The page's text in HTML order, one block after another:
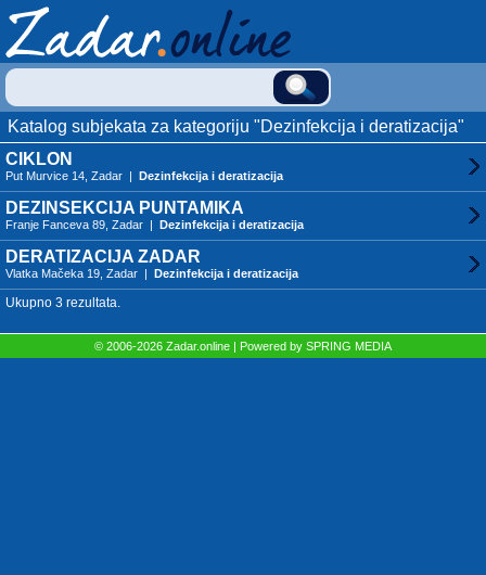
Katalog subjekata za kategoriju "Dezinfekcija i deratizacija"
CIKLON
Put Murvice 14, Zadar | Dezinfekcija i deratizacija
DEZINSEKCIJA PUNTAMIKA
Franje Fanceva 89, Zadar | Dezinfekcija i deratizacija
DERATIZACIJA ZADAR
Vlatka Mačeka 19, Zadar | Dezinfekcija i deratizacija
Ukupno 3 rezultata.
© 2006-2026 Zadar.online | Powered by SPRING MEDIA